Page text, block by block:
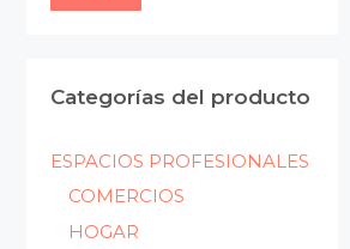
Categorías del producto
ESPACIOS PROFESIONALES
COMERCIOS
HOGAR